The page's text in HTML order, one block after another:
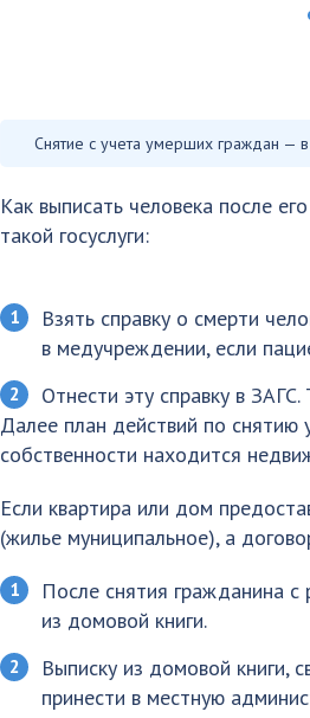
Снятие с учета умерших граждан —
Как выписать человека после
такой госуслуги:
Взять справку о смерти
в медучреждении, если
Отнести эту справку в
Далее план действий по снятию
собственности находится
Если квартира или дом
(жилье муниципальное), а
После снятия гражданина с
из домовой книги.
Выписку из домовой книги,
принести в местную